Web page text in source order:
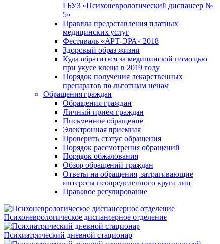
ГБУЗ «Психоневрологический диспансер №
5»
Правила предоставления платных
медицинских услуг
Фестиваль «АРТ-ЭРА» 2018
Здоровый образ жизни
Куда обратиться за медицинской помощью
при укусе клеща в 2019 году
Порядок получения лекарственных
препаратов по льготным ценам
Обращения граждан
Обращения граждан
Личный прием граждан
Письменное обращение
Электронная приемная
Проверить статус обращения
Порядок рассмотрения обращений
Порядок обжалования
Обзор обращений граждан
Ответы на обращения, затрагивающие
интересы неопределенного круга лиц
Правовое регулирование
Психоневрологическое диспансерное отделение
Психиатрический дневной стационар